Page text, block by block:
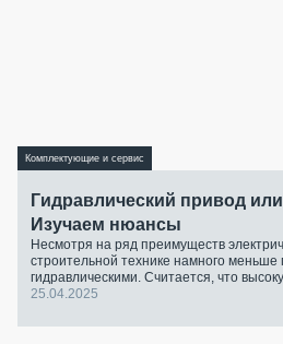
Комплектующие и сервис
Гидравлический привод
Изучаем нюансы
Несмотря на ряд преимуществ
строительной технике намного меньше
гидравлическими. Считается, что
25.04.2025